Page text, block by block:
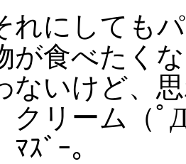
にしても
が食べたく
ないけど、
クリーム（ﾟ
ﾏｽﾞｰ。